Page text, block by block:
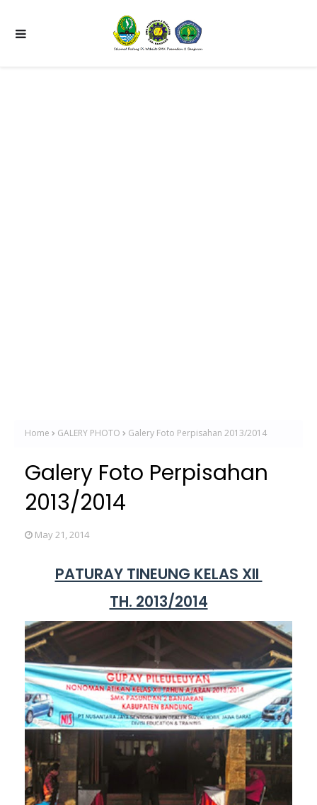
Home GALERY PHOTO Galery Foto Perpisahan 2013/2014
Galery Foto Perpisahan
2013/2014
May 21, 2014
PATURAY TINEUNG KELAS XII
TH. 2013/2014